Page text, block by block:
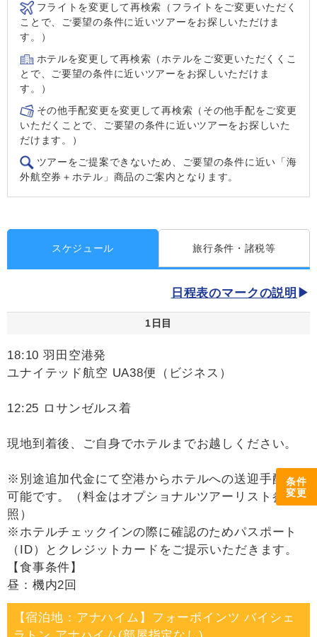
条件
変更
フライトを変更して再検索（フライトをご変更いただく
ことで、ご要望の条件に近いツアーをお探しいただけま
す。）
ホテルを変更して再検索（ホテルをご変更いただくくこ
とで、ご要望の条件に近いツアーをお探しいただけま
す。）
その他手配変更を変更して再検索（その他手配をご変更
いただくことで、ご要望の条件に近いツアーをお探しいた
だけます。）
ツアーをご提案できないため、ご要望の条件に近い「海
外航空券＋ホテル」商品のご案内となります。
スケジュール 旅行条件・諸税等
日程表のマークの説明
1日目
18:10 羽田空港発
ユナイテッド航空 UA38便（ビジネス）
12:25 ロサンゼルス着
現地到着後、ご自身でホテルまでお越しください。
※別途追加代金にて空港からホテルへの送迎手配が
可能です。（料金はオプショナルツアーリスト参
照）
※ホテルチェックインの際に確認のためパスポート
（ID）とクレジットカードをご提示いただきます。
【食事条件】
昼：機内2回
【宿泊地：アナハイム】フォーポインツ バイシェ